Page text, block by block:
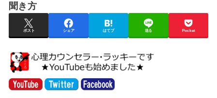
聞き方
ポスト シェア はてブ 送る Pocket